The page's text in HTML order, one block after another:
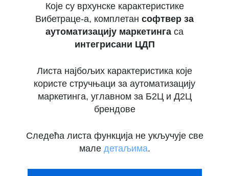
Које су врхунске карактеристике
Вибетраце-а, комплетан софтвер за
аутоматизацију маркетинга са
интегрисани ЦДП
Листа најбољих карактеристика које
користе стручњаци за аутоматизацију
маркетинга, углавном за Б2Ц и Д2Ц
брендове
Следећа листа функција не укључује све
мале детаљима.